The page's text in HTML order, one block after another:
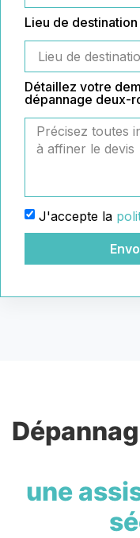
Lieu de destination
Détaillez votre
dépannage deux-
J'accepte la
une